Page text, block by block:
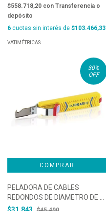
$558.718,20 con Transferencia o
depósito
6 cuotas sin interés de $103.466,33
VATIMÉTRICAS
30%
OFF
PELADORA DE CABLES
REDONDOS DE DIAMETRO DE 8
A 28 MM, Ø 5/16″ – 1.1/8″ Ø